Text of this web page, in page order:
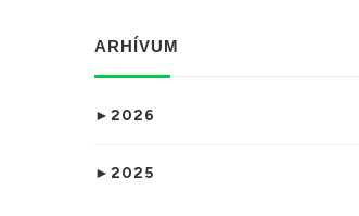
ARHÍVUM
► 2026
► 2025